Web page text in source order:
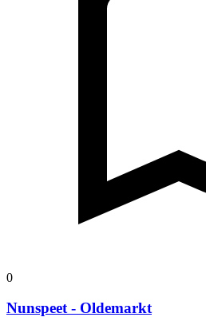
0
Nunspeet - Oldemarkt